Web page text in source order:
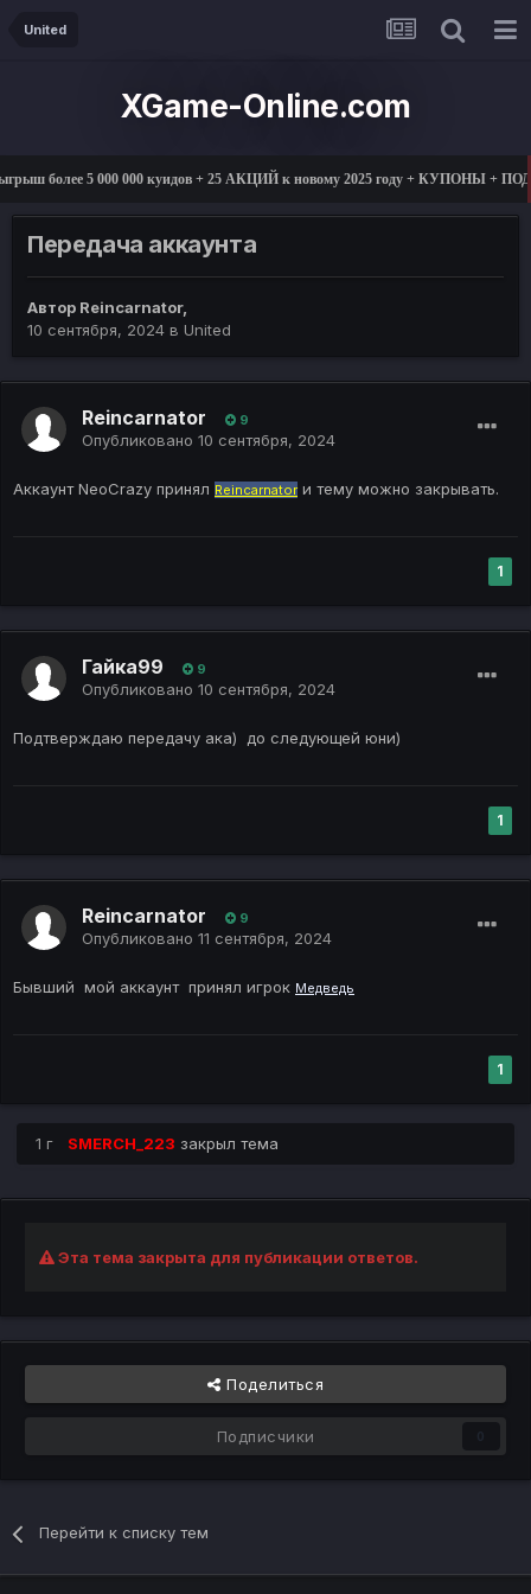
United
XGame-Online.com
более 5 000 000 куидов + 25 АКЦИЙ к новому 2025 году + КУПОНЫ +
Передача аккаунта
Автор Reincarnator,
10 сентября, 2024 в United
Reincarnator 9
Опубликовано 10 сентября, 2024
Аккаунт NeoCrazy принял Reincarnator и тему можно закрывать.
1
Гайка99 9
Опубликовано 10 сентября, 2024
Подтверждаю передачу ака) до следующей юни)
1
Reincarnator 9
Опубликовано 11 сентября, 2024
Бывший мой аккаунт принял игрок Медведь
1
1 г SMERCH_223 закрыл тема
Эта тема закрыта для публикации ответов.
Поделиться
Подписчики
Перейти к списку тем